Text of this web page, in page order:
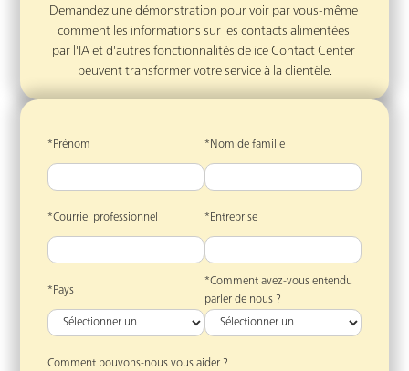
Demandez une démonstration pour voir par vous-même
comment les informations sur les contacts alimentées
par l'IA et d'autres fonctionnalités de ice Contact Center
peuvent transformer votre service à la clientèle.
*Prénom
*Courriel professionnel
*Pays
*Nom de famille
*Entreprise
*Comment avez-vous entendu
parler de nous ?
Comment pouvons-nous vous aider ?